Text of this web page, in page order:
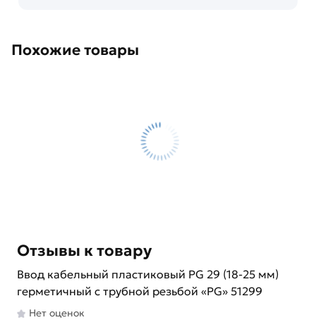
Похожие товары
Отзывы к товару
Ввод кабельный пластиковый PG 29 (18-25 мм)
герметичный с трубной резьбой «PG» 51299
Нет оценок